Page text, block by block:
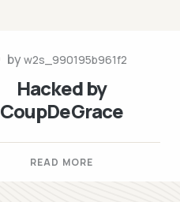
byw2s_990195b961f2
Hacked by
CoupDeGrace
READ MORE